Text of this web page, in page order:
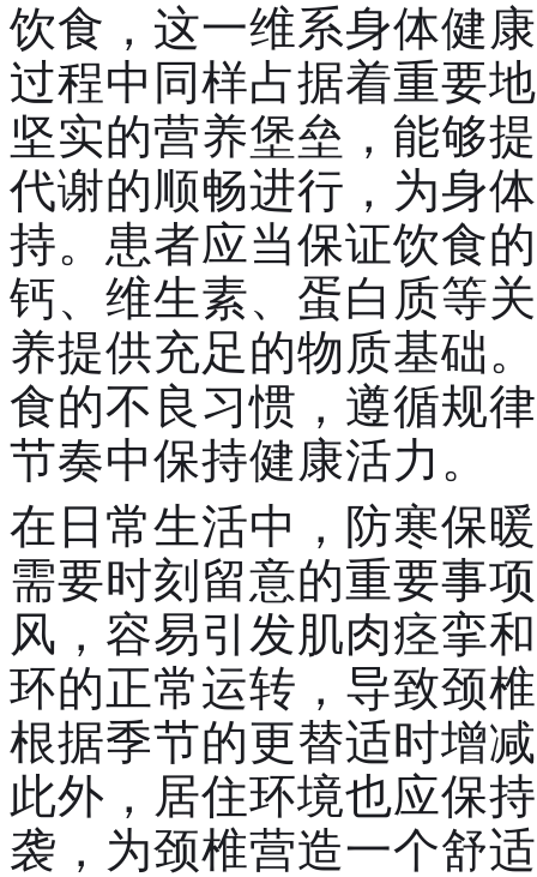
饮食，这一维系身体健
过程中同样占据着重要
坚实的营养堡垒，能够
代谢的顺畅进行，为身
持。患者应当保证饮食
钙、维生素、蛋白质等
养提供充足的物质基础
食的不良习惯，遵循规
节奏中保持健康活力。
在日常生活中，防寒保
需要时刻留意的重要事
风，容易引发肌肉痉挛
环的正常运转，导致颈
根据季节的更替适时增
此外，居住环境也应保
袭，为颈椎营造一个舒